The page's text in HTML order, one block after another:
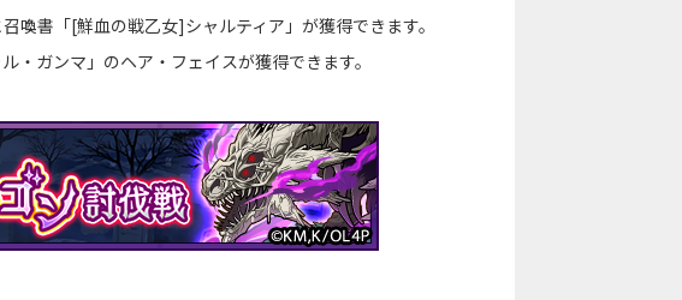
喚書「[鮮血の戦乙女]シャルティア」が獲得できます。
・ガンマ」のヘア・フェイスが獲得できます。